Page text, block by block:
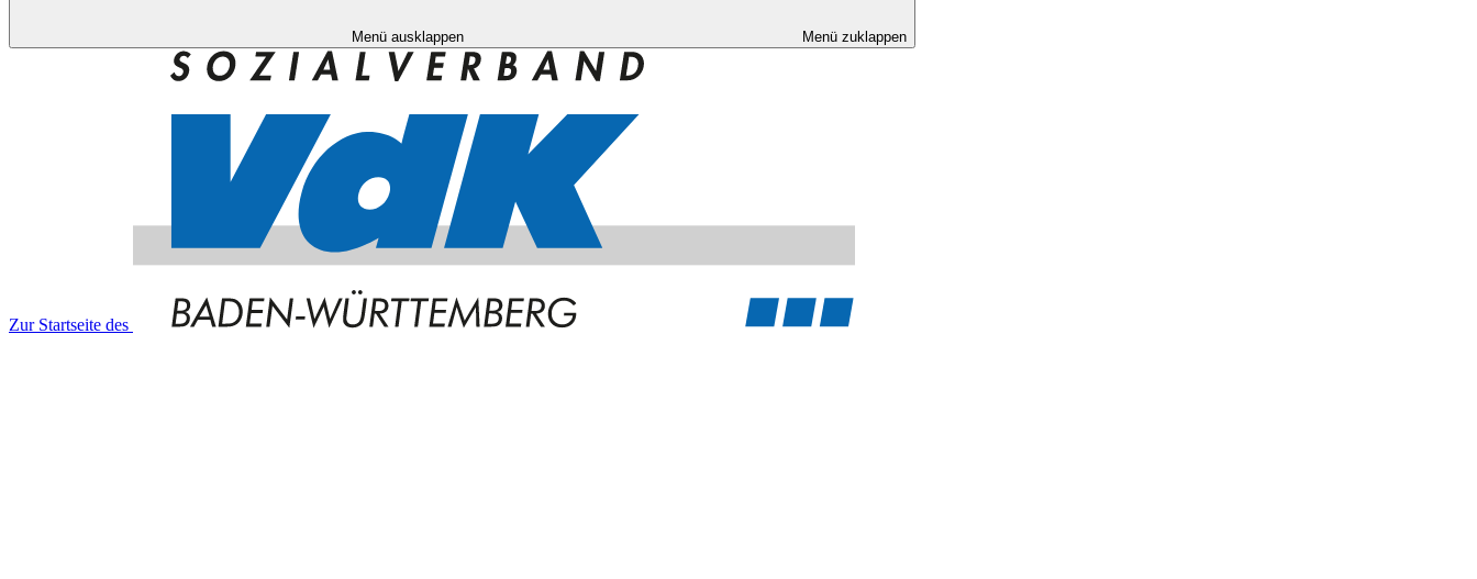
Menü ausklappen Menü zuklappen
Zur Startseite des